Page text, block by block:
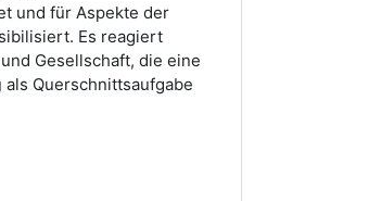
und für Aspekte der
Es reagiert
Gesellschaft, die eine
als Querschnittsaufgabe